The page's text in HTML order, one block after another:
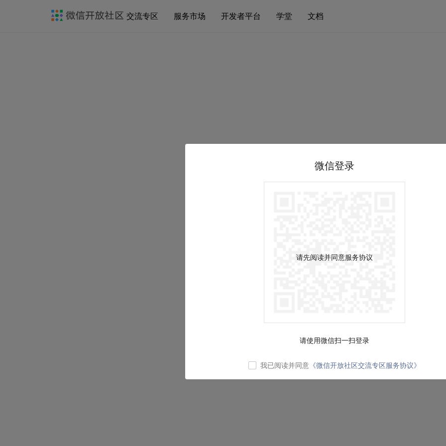
交流专区 服务市场 开发者平台 学堂 文档
微信登录
请先阅读并同意服务协议
请使用微信扫一扫登录
我已阅读并同意 《微信开放社区交流专区服务协议》